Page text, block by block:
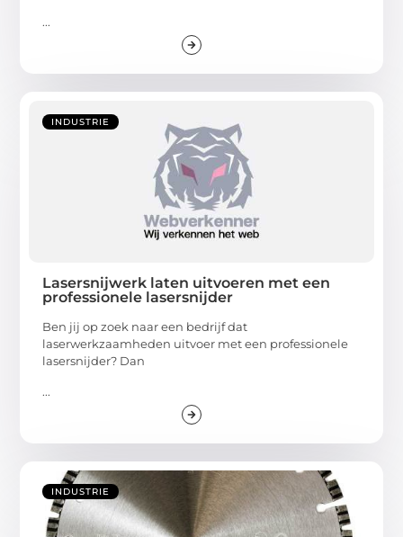
...
INDUSTRIE
Lasersnijwerk laten uitvoeren met een
professionele lasersnijder
Ben jij op zoek naar een bedrijf dat
laserwerkzaamheden uitvoer met een professionele
lasersnijder? Dan
...
INDUSTRIE